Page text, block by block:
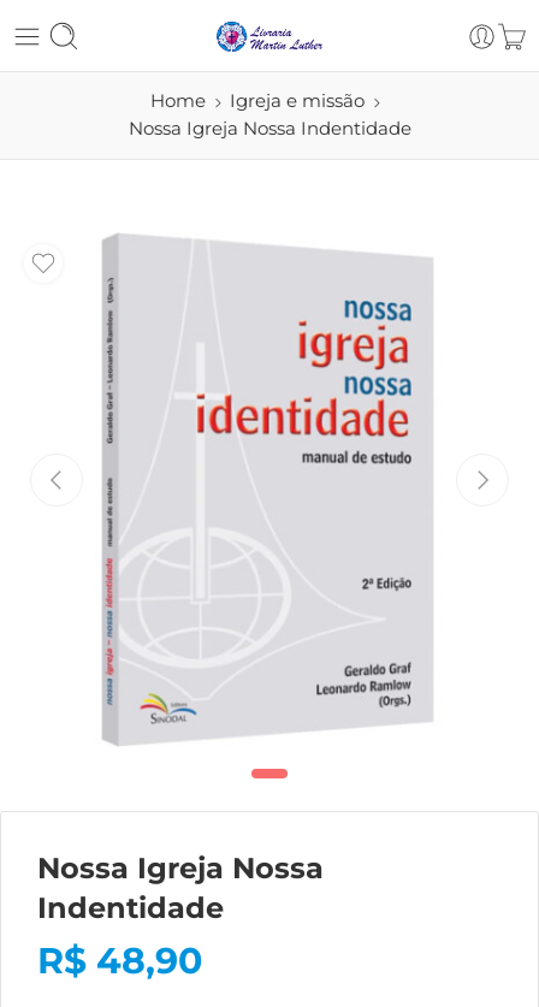
Home
Igreja e missão
Nossa Igreja Nossa Indentidade
Nossa Igreja Nossa
Indentidade
R$ 48,90